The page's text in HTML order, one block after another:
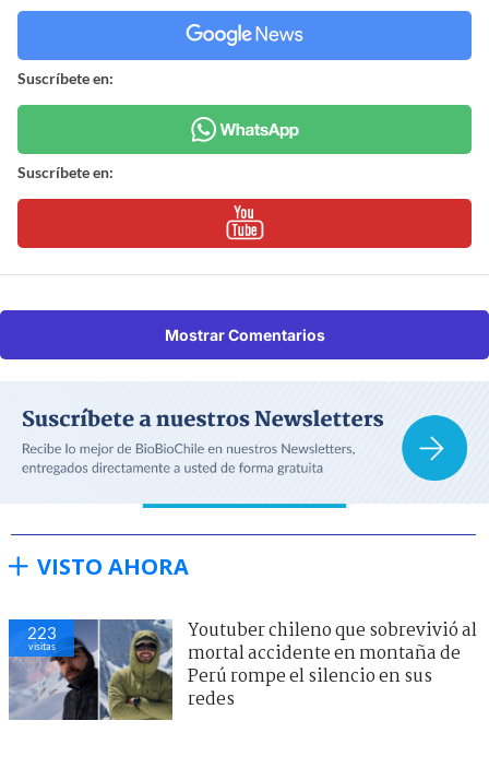
Suscríbete en:
Suscríbete en:
Mostrar Comentarios
VISTO AHORA
223
visitas
Youtuber chileno que sobrevivió al
mortal accidente en montaña de
Perú rompe el silencio en sus
redes